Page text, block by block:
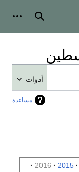
بحث
أدوات
مساعدة
2015
2016